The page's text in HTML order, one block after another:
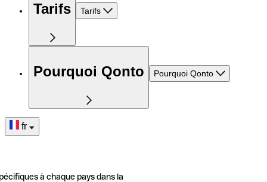
Tarifs Tarifs
Pourquoi Qonto Pourquoi Qonto
fr
à chaque pays dans la